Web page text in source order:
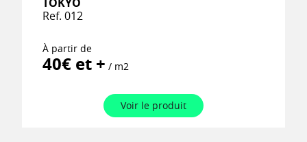
Ref. 012
À partir de
40€ et + / m2
Voir le produit